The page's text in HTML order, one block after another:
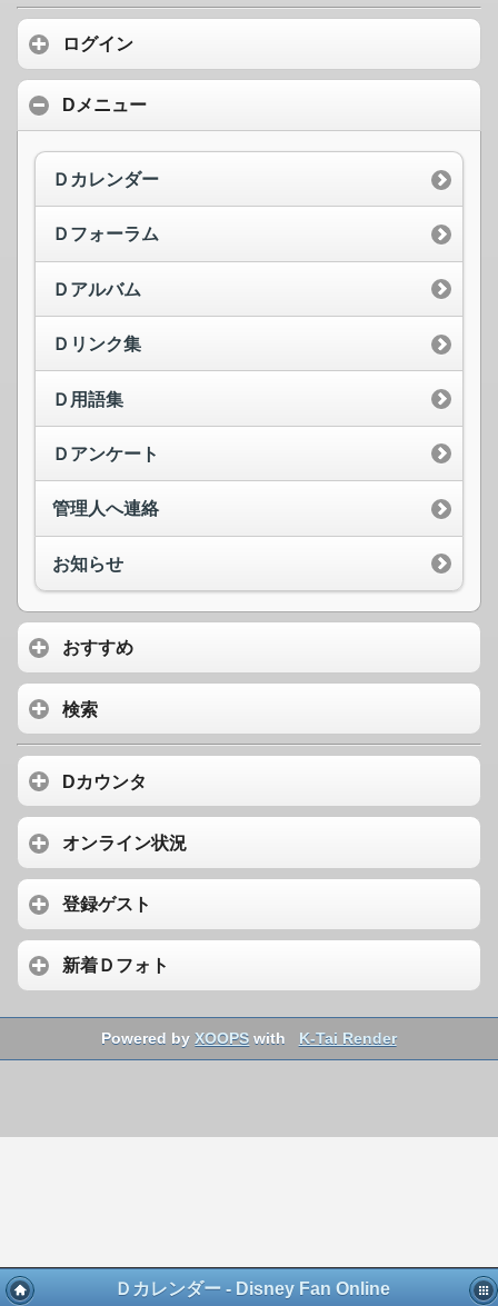
ログイン
Dメニュー
Ｄカレンダー
Ｄフォーラム
Ｄアルバム
Ｄリンク集
Ｄ用語集
Ｄアンケート
管理人へ連絡
お知らせ
おすすめ
検索
Dカウンタ
オンライン状況
登録ゲスト
新着Ｄフォト
Powered byXOOPS with K-Tai Render
Ｄカレンダー - Disney Fan Online